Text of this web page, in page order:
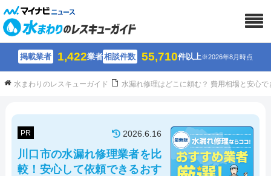
掲載業者 1,422業者相談件数 55,710件以上※2026年8月時点
水まわりのレスキューガイド 水漏れ修理はどこに頼む？ 費用相場と安心で
PR 2026.6.16
川口市の水漏れ修理業者を比
較！安心して依頼できるおす